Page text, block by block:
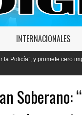
INTERNACIONALES
cero impunidad ante
Soberano: